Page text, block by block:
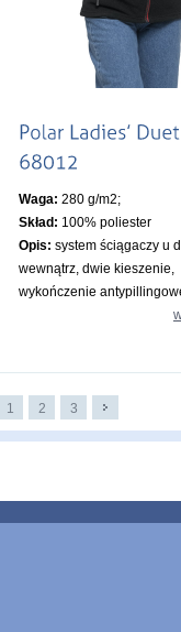
Waga: 280 g/m2;
Skład: 100% poliester
Opis: system ściągaczy u
wewnątrz, dwie kieszenie,
wykończenie
1 2 3